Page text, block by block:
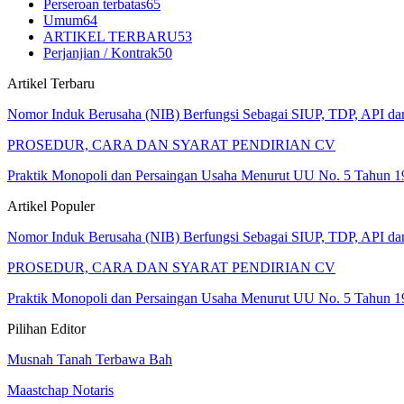
Perseroan terbatas65
Umum64
ARTIKEL TERBARU53
Perjanjian / Kontrak50
Artikel Terbaru
Nomor Induk Berusaha (NIB) Berfungsi Sebagai SIUP, TDP, API
PROSEDUR, CARA DAN SYARAT PENDIRIAN CV
Praktik Monopoli dan Persaingan Usaha Menurut UU No. 5 Tahun
Artikel Populer
Nomor Induk Berusaha (NIB) Berfungsi Sebagai SIUP, TDP, API
PROSEDUR, CARA DAN SYARAT PENDIRIAN CV
Praktik Monopoli dan Persaingan Usaha Menurut UU No. 5 Tahun
Pilihan Editor
Musnah Tanah Terbawa Bah
Maastchap Notaris